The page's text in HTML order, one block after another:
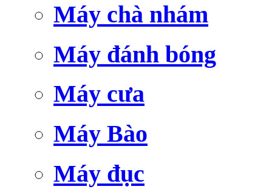
Máy chà nhám
Máy đánh bóng
Máy cưa
Máy Bào
Máy đục